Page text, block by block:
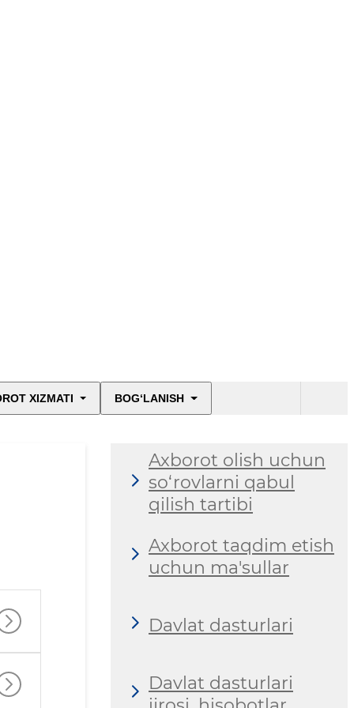
XIZMATI BOG‘LANISH
Axborot olish uchun
so‘rovlarni qabul
qilish tartibi
Axborot taqdim etish
uchun ma'sullar
Davlat dasturlari
Davlat dasturlari